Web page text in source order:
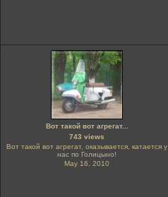
Вот такой вот агрегат...
743 views
Вот такой вот агрегат, оказывается, катается у
нас по Голицыно!
May 16, 2010